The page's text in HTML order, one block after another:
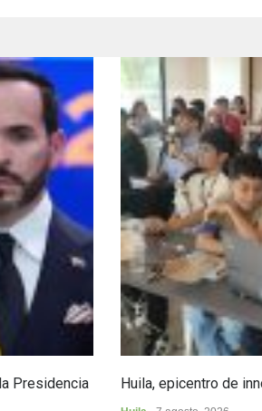
Presidencia
Huila, epicentro de